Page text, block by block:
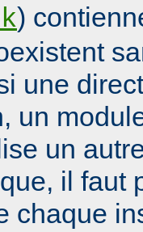
)
une
un
un
il faut
chaque